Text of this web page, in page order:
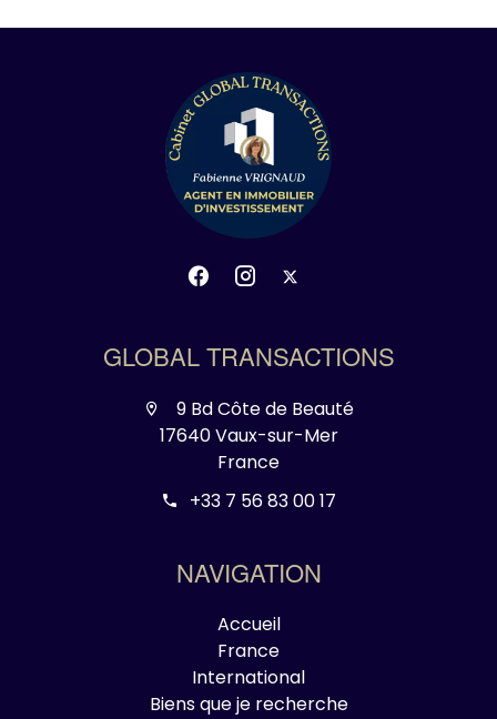
GLOBAL TRANSACTIONS
9 Bd Côte de Beauté
17640 Vaux-sur-Mer
France
+33 7 56 83 00 17
NAVIGATION
Accueil
France
International
Biens que je recherche